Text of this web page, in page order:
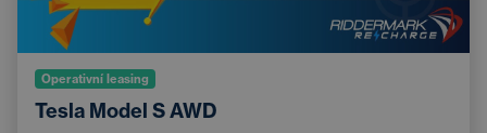
Operativní leasing
Tesla Model S AWD